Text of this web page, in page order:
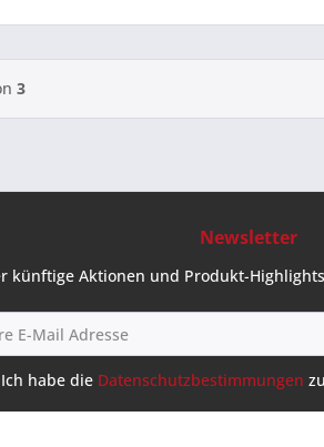
3
Newsletter
künftige Aktionen und Produkt-
Ich habe die Datenschutzbestimmungen